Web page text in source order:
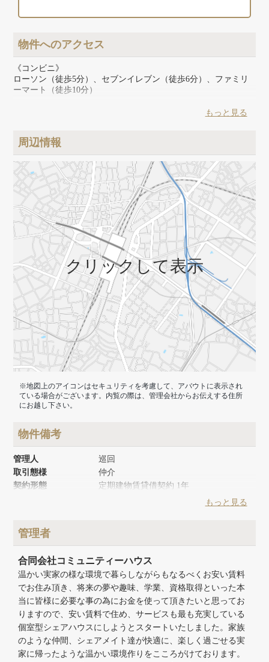
物件へのアクセス
《コンビニ》
ローソン（徒歩5分）、セブンイレブン（徒歩6分）、ファミリ
ーマート（徒歩10分）
ココカラファイン（徒歩2分）、ドラッグストアスマイル（徒歩
3分）、クリエイトS・D（徒歩13分）、FLET'S （徒歩2分）
スーパーやドラックストア、24時間営業コンビニエンススト
ア、生活に必要なものは一通りございます。 ハウスのすぐ近く
には商店街もあり大変便利な街です。
もっと見る
周辺情報
クリックして表示
※地図上のアイコンはセキュリティを考慮して、アバウトに表示され
ている場合がございます。内覧の際は、管理会社からお伝えする住所
にお越し下さい。
物件備考
管理人
巡回
取引態様
仲介
契約形態
定期建物賃貸借契約 1年
建物構造
建物階数
もっと見る
管理者
合同会社コミュニティーハウス
温かい実家の様な環境で暮らしながらもなるべくお安い賃料
でお住み頂き、将来の夢や趣味、学業、資格取得といった本
当に皆様に必要な事の為にお金を使って頂きたいと思ってお
りますので、安い賃料で住め、サービスも最も充実している
個室型シェアハウスにしようとスタートいたしました。家族
のような仲間、シェアメイト達が快適に、楽しく過ごせる実
家に帰ったような温かい環境作りをこころがけております。